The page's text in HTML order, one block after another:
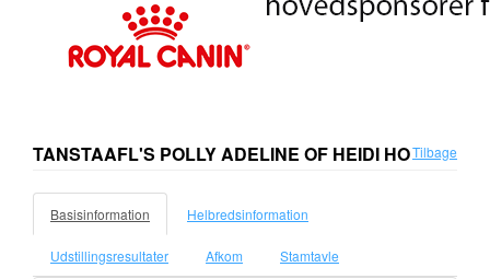
TANSTAAFL'S POLLY ADELINE OF HEIDI HOTilbage
Basisinformation Helbredsinformation
Udstillingsresultater Afkom Stamtavle